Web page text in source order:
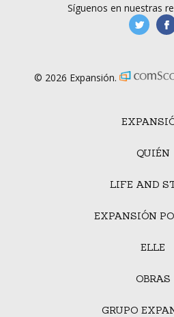
QUIÉN
LIFE AND
EXPANSIÓN
ELLE
OBRAS
GRUPO
Síguenos en nuestras
© 2026 Expansión.